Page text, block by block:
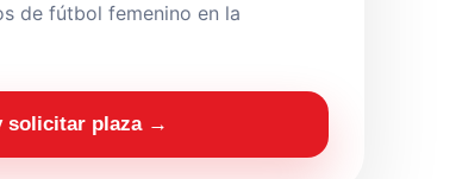
de fútbol femenino en la
solicitar plaza →